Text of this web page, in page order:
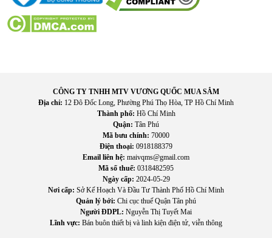
CÔNG TY TNHH MTV VƯƠNG QUỐC MUA SẮM
Địa chỉ: 12 Đô Đốc Long, Phường Phú Thọ Hòa, TP Hồ Chí Minh
Thành phố: Hồ Chí Minh
Quận: Tân Phú
Mã bưu chính: 70000
Điện thoại: 0918188379
Email liên hệ: maivqms@gmail.com
Mã số thuế: 0318482595
Ngày cấp: 2024-05-29
Nơi cấp: Sở Kế Hoạch Và Đầu Tư Thành Phố Hồ Chí Minh
Quản lý bởi: Chi cục thuế Quận Tân phú
Người ĐDPL: Nguyễn Thị Tuyết Mai
Lĩnh vực: Bán buôn thiết bị và linh kiện điện tử, viễn thông